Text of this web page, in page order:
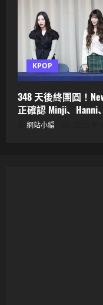
KPOP
348 天後終團圓！
正確認 Minji、Hanni
網站小編